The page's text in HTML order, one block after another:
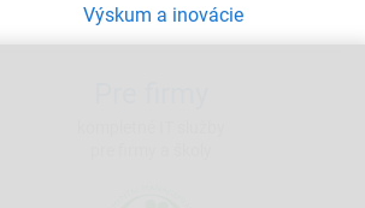
Výskum a inovácie